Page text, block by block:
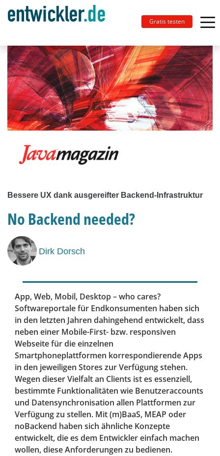
Gratis testen
Bessere UX dank ausgereifter Backend-Infrastruktur
No Backend needed?
Dirk Dorsch
App, Web, Mobil, Desktop – who cares?
Softwareportale für Endkonsumenten haben sich
in den letzten Jahren dahingehend entwickelt, dass
neben einer Mobile-First- bzw. responsiven
Webseite für die einzelnen
Smartphoneplattformen korrespondierende Apps
in den jeweiligen Stores zur Verfügung stehen.
Wegen dieser Vielfalt an Clients ist es essenziell,
bestimmte Funktionalitäten wie Benutzeraccounts
und Datensynchronisation allen Plattformen zur
Verfügung zu stellen. Mit (m)BaaS, MEAP oder
noBackend haben sich ähnliche Konzepte
entwickelt, die es dem Entwickler einfach machen
wollen, diese Anforderungen zu bedienen.